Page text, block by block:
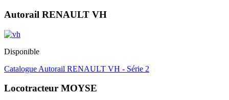
Autorail RENAULT VH
Disponible
Catalogue Autorail RENAULT VH - Série 2
Locotracteur MOYSE